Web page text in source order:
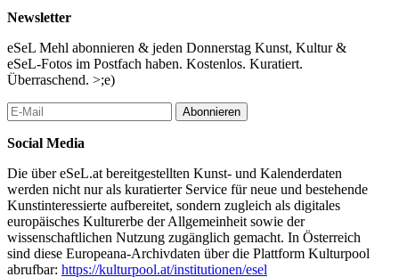
Newsletter
eSeL Mehl abonnieren & jeden Donnerstag Kunst, Kultur &
eSeL-Fotos im Postfach haben. Kostenlos. Kuratiert.
Überraschend. >;e)
Abonnieren
Social Media
Die über eSeL.at bereitgestellten Kunst- und Kalenderdaten
werden nicht nur als kuratierter Service für neue und bestehende
Kunstinteressierte aufbereitet, sondern zugleich als digitales
europäisches Kulturerbe der Allgemeinheit sowie der
wissenschaftlichen Nutzung zugänglich gemacht. In Österreich
sind diese Europeana-Archivdaten über die Plattform Kulturpool
abrufbar: https://kulturpool.at/institutionen/esel